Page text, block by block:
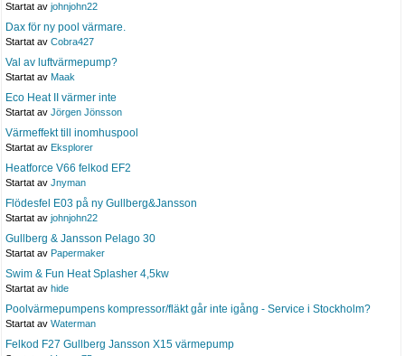
Startat av johnjohn22
Dax för ny pool värmare.
Startat av Cobra427
Val av luftvärmepump?
Startat av Maak
Eco Heat II värmer inte
Startat av Jörgen Jönsson
Värmeffekt till inomhuspool
Startat av Eksplorer
Heatforce V66 felkod EF2
Startat av Jnyman
Flödesfel E03 på ny Gullberg&Jansson
Startat av johnjohn22
Gullberg & Jansson Pelago 30
Startat av Papermaker
Swim & Fun Heat Splasher 4,5kw
Startat av hide
Poolvärmepumpens kompressor/fläkt går inte igång - Service i Stockholm?
Startat av Waterman
Felkod F27 Gullberg Jansson X15 värmepump